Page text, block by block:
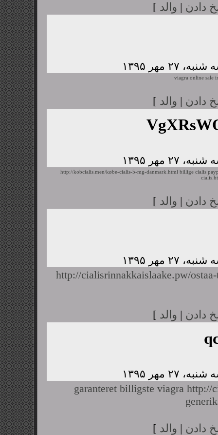
دادن | والد ]
viagra online sale
دادن | والد ]
http://kobcialis.men/købe-cialis-5-mg-danmark.html billige cialis
دادن | والد ]
http://cialisrinnakkaislaake.pw/
دادن | والد ]
garanteret billigste viagra http://
دادن | والد ]